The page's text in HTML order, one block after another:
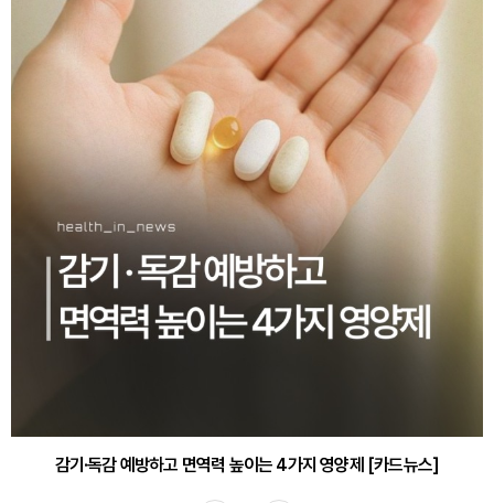
감기·독감 예방하고 면역력 높이는 4가지 영양제 [카드뉴스]